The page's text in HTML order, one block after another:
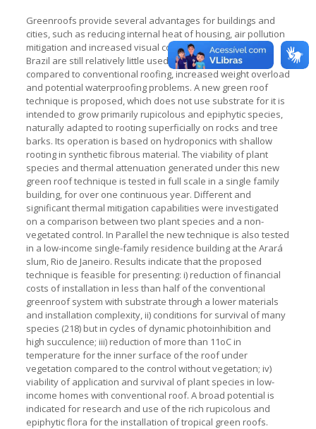
Greenroofs provide several advantages for buildings and
cities, such as reducing internal heat of housing, air pollution
mitigation and increased visual comfort. Nevertheless, in
Brazil are still relatively little used due to the high cost
compared to conventional roofing, increased weight overload
and potential waterproofing problems. A new green roof
technique is proposed, which does not use substrate for it is
intended to grow primarily rupicolous and epiphytic species,
naturally adapted to rooting superficially on rocks and tree
barks. Its operation is based on hydroponics with shallow
rooting in synthetic fibrous material. The viability of plant
species and thermal attenuation generated under this new
green roof technique is tested in full scale in a single family
building, for over one continuous year. Different and
significant thermal mitigation capabilities were investigated
on a comparison between two plant species and a non-
vegetated control. In Parallel the new technique is also tested
in a low-income single-family residence building at the Arará
slum, Rio de Janeiro. Results indicate that the proposed
technique is feasible for presenting: i) reduction of financial
costs of installation in less than half of the conventional
greenroof system with substrate through a lower materials
and installation complexity, ii) conditions for survival of many
species (218) but in cycles of dynamic photoinhibition and
high succulence; iii) reduction of more than 11oC in
temperature for the inner surface of the roof under
vegetation compared to the control without vegetation; iv)
viability of application and survival of plant species in low-
income homes with conventional roof. A broad potential is
indicated for research and use of the rich rupicolous and
epiphytic flora for the installation of tropical green roofs.